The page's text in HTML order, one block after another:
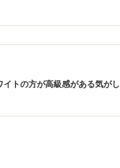
トの方が高級感がある気がし